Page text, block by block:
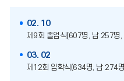
02. 10
제9회 졸업식(607명, 남 257명
03. 02
제12회 입학식(634명, 남 274